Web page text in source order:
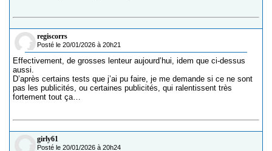
regiscorrs
Posté le 20/01/2026 à 20h21
Effectivement, de grosses lenteur aujourd’hui, idem que ci-dessus
aussi.
D’après certains tests que j’ai pu faire, je me demande si ce ne sont
pas les publicités, ou certaines publicités, qui ralentissent très
fortement tout ça…
girly61
Posté le 20/01/2026 à 20h24